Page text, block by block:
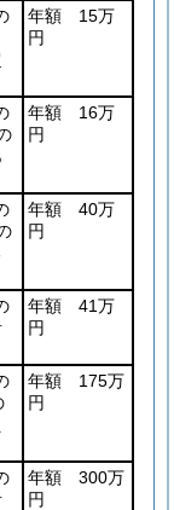
年額 15万
円
年額 16万
円
年額 40万
円
年額 41万
円
年額 175万
円
年額 300万
円